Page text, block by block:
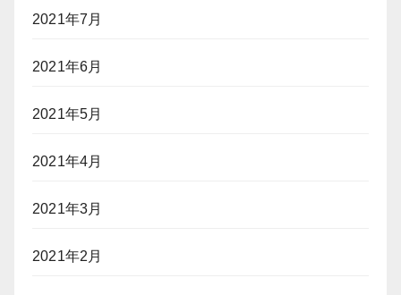
2021年7月
2021年6月
2021年5月
2021年4月
2021年3月
2021年2月